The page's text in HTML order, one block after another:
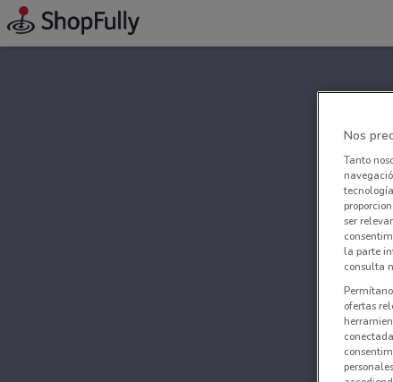
Nos
Tanto
ser
la parte
consulta
ofertas